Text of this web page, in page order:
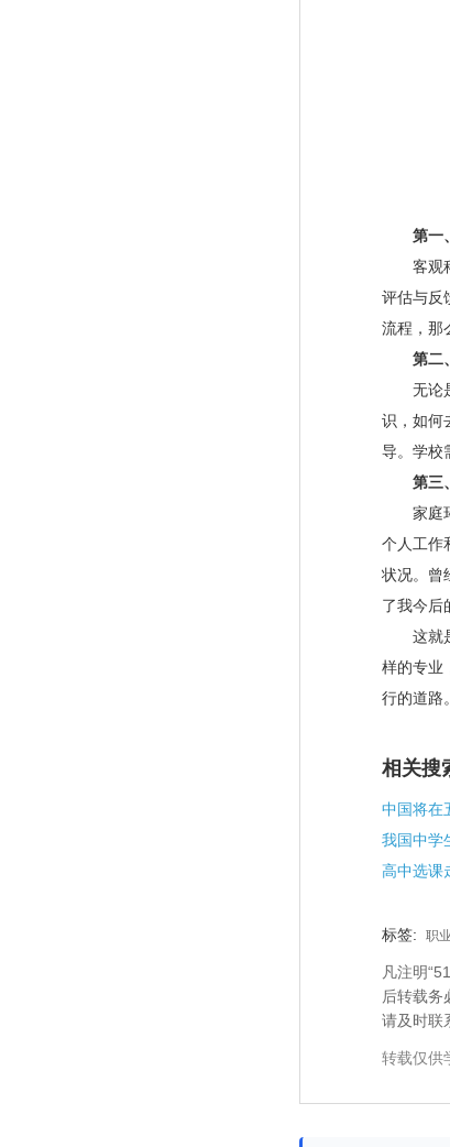
第一、
客观科
评估与反
流程，那
第二、
无论是
识，如何
导。学校
第三、
家庭环
个人工作
状况。曾
了我今后
这就
样的专业
行的道路。
相关搜
高中选课
标签: 职
凡注明
后转载务
请及时联
转载仅供